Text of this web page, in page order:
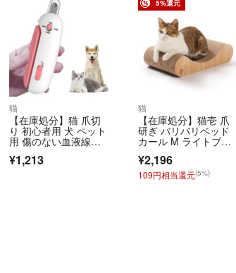
猫
【在庫処分】猫 爪切
り 初心者用 犬 ペット
用 傷のない血液線安
¥1,213
5%還元
猫
【在庫処分】猫壱 爪
研ぎ バリバリベッド
カール M ライトブラ
¥2,196
109円相当還元(5%)